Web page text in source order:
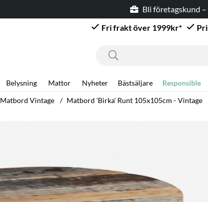
Bli företagskund
Fri frakt över 1999kr*
Belysning Mattor Nyheter Bästsäljare Responsible
Matbord Vintage Matbord 'Birka' Runt 105x105cm - Vintage